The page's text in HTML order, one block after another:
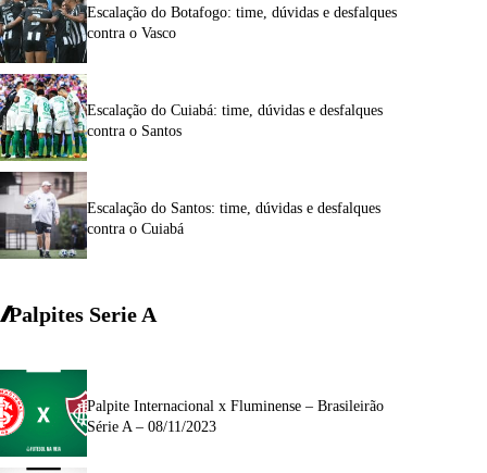
Escalação do Botafogo: time, dúvidas e desfalques
contra o Vasco
Escalação do Cuiabá: time, dúvidas e desfalques
contra o Santos
Escalação do Santos: time, dúvidas e desfalques
contra o Cuiabá
Palpites Serie A
Palpite Internacional x Fluminense – Brasileirão
Série A – 08/11/2023